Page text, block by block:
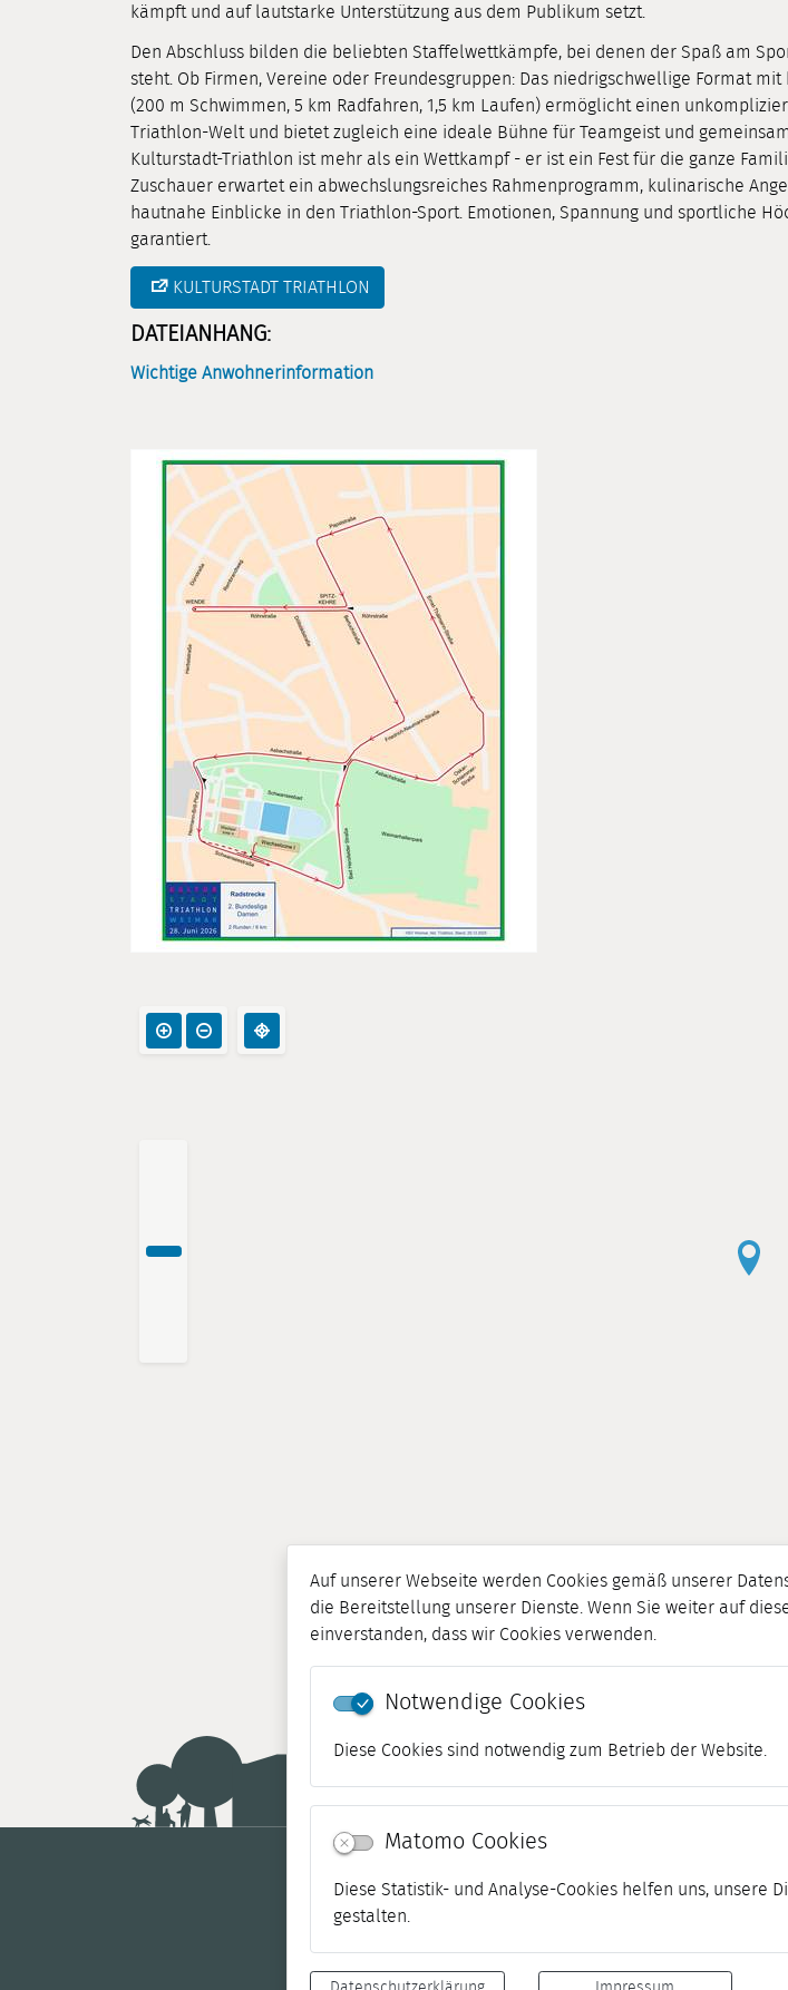
Auf unserer Webseite werden Cookies gemäß unserer
die Bereitstellung unserer Dienste. Wenn Sie weiter auf
einverstanden, dass wir Cookies verwenden.
Notwendige Cookies
Diese Cookies sind notwendig zum Betrieb der Website.
Matomo Cookies
Diese Statistik- und Analyse-Cookies helfen uns, unsere
gestalten.
kämpft und auf lautstarke Unterstützung aus dem Publikum setzt.
Den Abschluss bilden die beliebten Staffelwettkämpfe, bei denen der Spaß am
steht. Ob Firmen, Vereine oder Freundesgruppen: Das niedrigschwellige Format mit
(200 m Schwimmen, 5 km Radfahren, 1,5 km Laufen) ermöglicht einen
Triathlon-Welt und bietet zugleich eine ideale Bühne für Teamgeist und
Kulturstadt-Triathlon ist mehr als ein Wettkampf - er ist ein Fest für die ganze
Zuschauer erwartet ein abwechslungsreiches Rahmenprogramm, kulinarische
hautnahe Einblicke in den Triathlon-Sport. Emotionen, Spannung und sportliche
garantiert.
KULTURSTADT TRIATHLON
DATEIANHANG:
Wichtige Anwohnerinformation